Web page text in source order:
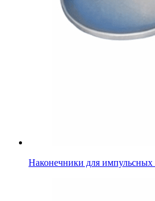
Наконечники для импульсных